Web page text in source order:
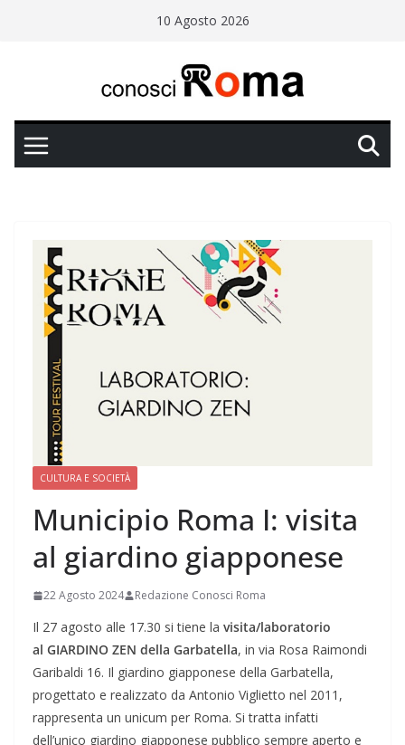
10 Agosto 2026
CULTURA E SOCIETÀ
Municipio Roma I: visita
al giardino giapponese
22 Agosto 2024 Redazione Conosci Roma
Il 27 agosto alle 17.30 si tiene la visita/laboratorio
al GIARDINO ZEN della Garbatella, in via Rosa Raimondi
Garibaldi 16. Il giardino giapponese della Garbatella,
progettato e realizzato da Antonio Viglietto nel 2011,
rappresenta un unicum per Roma. Si tratta infatti
dell’unico giardino giapponese pubblico sempre aperto e